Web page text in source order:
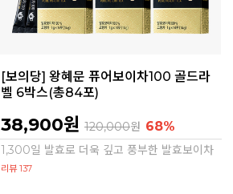
[보의당] 왕혜문 퓨어보이차100 골드라
벨 6박스(총84포)
38,900원 120,000원 68%
1,300일 발효로 더욱 깊고 풍부한 발효보이차
리뷰 137